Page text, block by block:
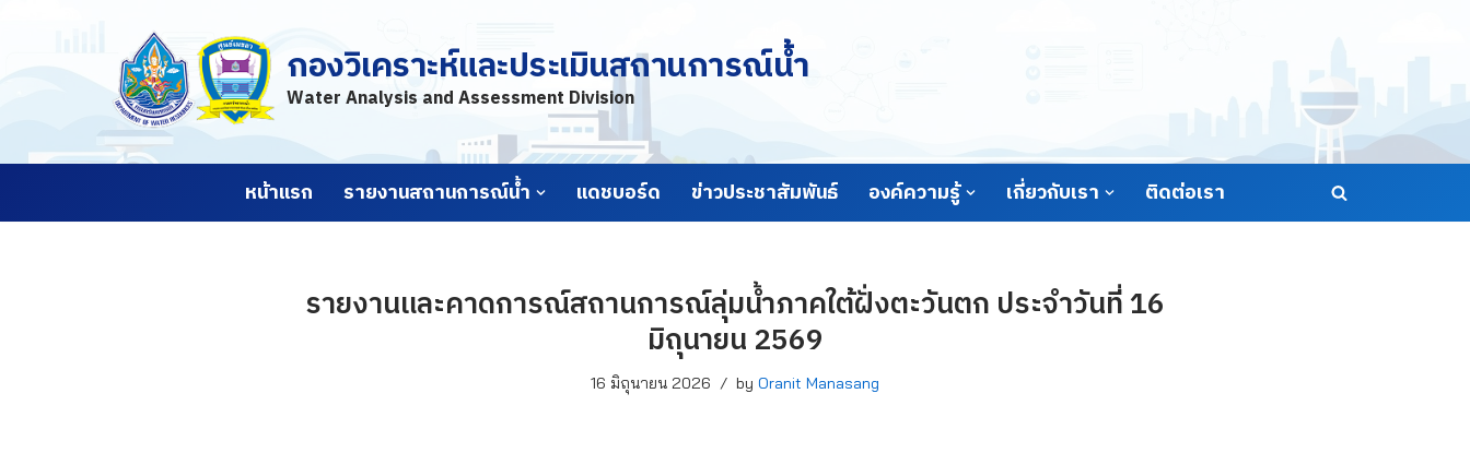
กองวิเคราะห์และประเมินสถานการณ์น้ำ
Water Analysis and Assessment Division
หน้าแรก รายงานสถานการณ์น้ำ แดชบอร์ด ข่าวประชาสัมพันธ์ องค์ความรู้ เกี่ยวกับเรา ติดต่อเรา
รายงานและคาดการณ์สถานการณ์ลุ่มน้ำภาคใต้ฝั่งตะวันตก ประจำวันที่ 16
มิถุนายน 2569
16 มิถุนายน 2026 by Oranit Manasang